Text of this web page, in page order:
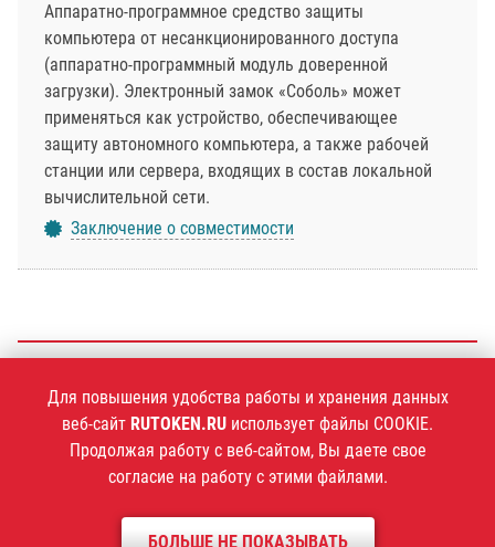
Аппаратно-программное средство защиты
компьютера от несанкционированного доступа
(аппаратно-программный модуль доверенной
загрузки). Электронный замок «Соболь» может
применяться как устройство, обеспечивающее
защиту автономного компьютера, а также рабочей
станции или сервера, входящих в состав локальной
вычислительной сети.
Заключение о совместимости
+7 (495)925-77-90
1994–2026 ©Компания «Актив»
Политика конфиденциальности
Для повышения удобства работы и хранения данных
веб-сайт RUTOKEN.RU использует файлы COOKIE.
Продолжая работу с веб-сайтом, Вы даете свое
согласие на работу с этими файлами.
БОЛЬШЕ НЕ ПОКАЗЫВАТЬ